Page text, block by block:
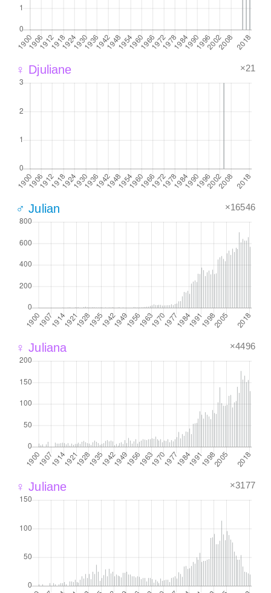
♀ Djuliane ×21
♂ Julian ×16546
♀ Juliana ×4496
♀ Juliane ×3177